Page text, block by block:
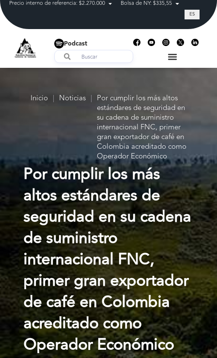
Precio interno de referencia: $2.270.000 Bolsa de NY: $335,55 Tasa de
ES
Podcast
Inicio | Noticias | Por cumplir los más altos
estándares de seguridad en
su cadena de suministro
internacional FNC, primer
gran exportador de café en
Colombia acreditado como
Operador Económico
Por cumplir los más
altos estándares de
seguridad en su cadena
de suministro
internacional FNC,
primer gran exportador
de café en Colombia
acreditado como
Operador Económico